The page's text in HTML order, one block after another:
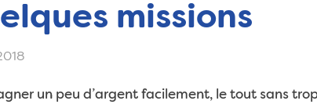
missions
un peu d’argent facilement, le tout sans